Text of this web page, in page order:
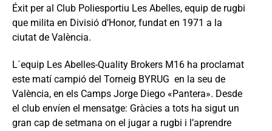
Éxit per al Club Poliesportiu Les Abelles, equip de rugbi
que milita en Divisió d’Honor, fundat en 1971 a la
ciutat de València.
L´equip Les Abelles-Quality Brokers M16 ha proclamat
este matí campió del Torneig BYRUG en la seu de
València, en els Camps Jorge Diego «Pantera». Desde
el club envíen el mensatge: Gràcies a tots ha sigut un
gran cap de setmana on el jugar a rugbi i l’aprendre